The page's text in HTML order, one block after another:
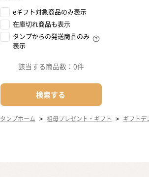
eギフト対象商品のみ表示
在庫切れ商品も表示
タンプからの発送商品のみ
表示
該当する商品数： 0件
検索する
タンプホーム > 祖母プレゼント・ギフト > ギフトデ